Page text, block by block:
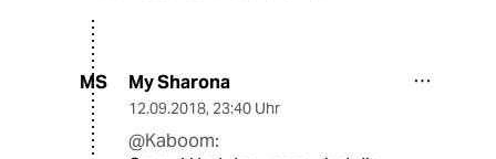
MS My Sharona
12.09.2018, 23:40 Uhr
@Kaboom: